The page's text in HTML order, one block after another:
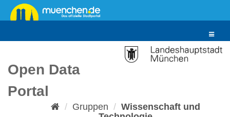
Überspringen
zum
Toggle
Open Data
Portal
Gruppen
Wissenschaft und